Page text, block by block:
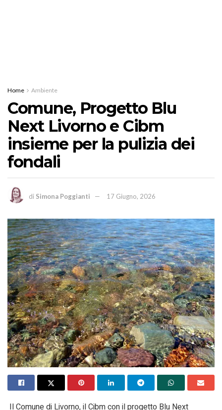
Home Ambiente
Comune, Progetto Blu
Next Livorno e Cibm
insieme per la pulizia dei
fondali
di Simona Poggianti 17 Giugno, 2026
Il Comune di Livorno, il Cibm con il progetto Blu Next